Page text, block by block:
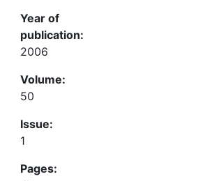
Year of
publication:
2006
Volume:
50
Issue:
1
Pages: